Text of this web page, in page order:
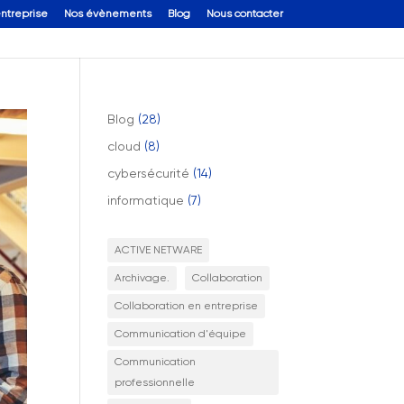
Nos évènements Blog Nous contacter
Blog (28)
cloud (8)
cybersécurité (14)
informatique (7)
ACTIVE NETWARE
Archivage. Collaboration
Collaboration en entreprise
Communication d'équipe
Communication
professionnelle